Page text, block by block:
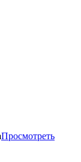
Просмотреть